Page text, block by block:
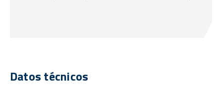
Datos técnicos